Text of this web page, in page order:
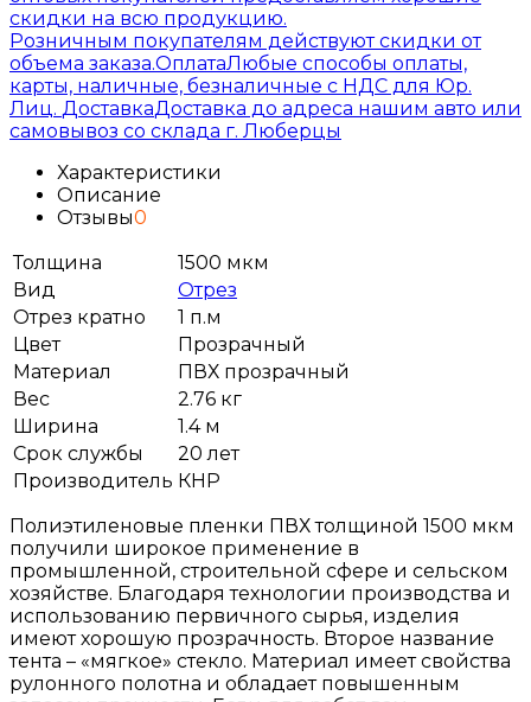
скидки на всю продукцию.
Розничным покупателям действуют скидки от
объема заказа.ОплатаЛюбые способы оплаты,
карты, наличные, безналичные с НДС для Юр.
Лиц. ДоставкаДоставка до адреса нашим авто или
самовывоз со склада г. Люберцы
Характеристики
Описание
Отзывы0
Толщина
1500 мкм
Вид
Отрез
Отрез кратно
1 п.м
Цвет
Прозрачный
Материал
ПВХ прозрачный
Вес
2.76 кг
Ширина
1.4 м
Срок службы
20 лет
Производитель КНР
Полиэтиленовые пленки ПВХ толщиной 1500 мкм
получили широкое применение в
промышленной, строительной сфере и сельском
хозяйстве. Благодаря технологии производства и
использованию первичного сырья, изделия
имеют хорошую прозрачность. Второе название
тента – «мягкое» стекло. Материал имеет свойства
рулонного полотна и обладает повышенным